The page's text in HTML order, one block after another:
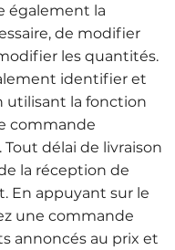
également la
de modifier
les quantités.
identifier et
utilisant la fonction
commande
délai de livraison
la réception de
En appuyant sur le
une commande
annoncés au prix et